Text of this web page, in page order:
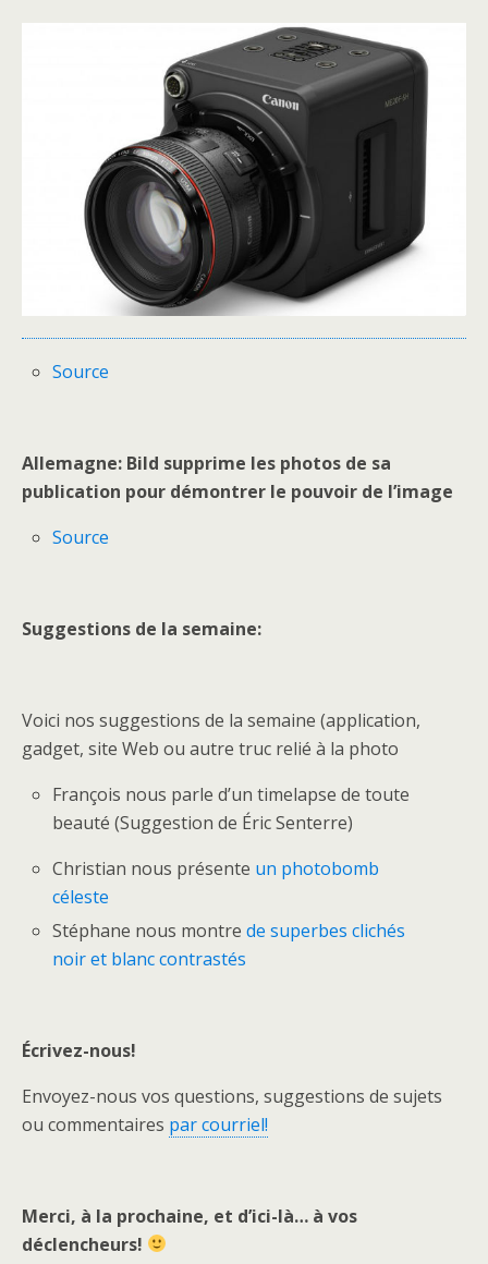
Source
Allemagne: Bild supprime les photos de sa
publication pour démontrer le pouvoir de l’image
Source
Suggestions de la semaine:
Voici nos suggestions de la semaine (application,
gadget, site Web ou autre truc relié à la photo
François nous parle d’un timelapse de toute
beauté (Suggestion de Éric Senterre)
Christian nous présente un photobomb
céleste
Stéphane nous montrede superbes clichés
noir et blanc contrastés
Écrivez-nous!
Envoyez-nous vos questions, suggestions de sujets
ou commentaires par courriel!
Merci, à la prochaine, et d’ici-là… à vos
déclencheurs!